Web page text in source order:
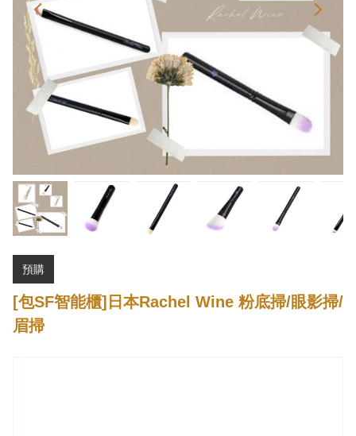
預購
[包SF智能櫃]日本Rachel Wine 粉底掃/眼影掃/
眉掃